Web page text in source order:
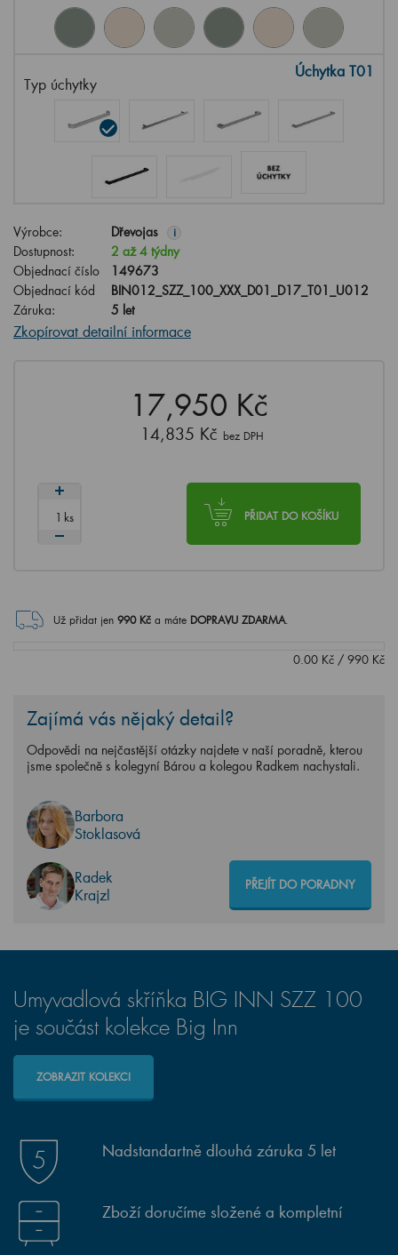
Typ úchytky
Úchytka T01
Výrobce: Dřevojas i
Dostupnost:
2 až 4 týdny
Objednací číslo
149673
Objednací kód
BIN012_SZZ_100_XXX_D01_D17_T01_U012
Záruka:
5 let
Zkopírovat detailní informace
17,950 Kč
14,835 Kč bez DPH
PŘIDAT DO KOŠÍKU
ks
Už přidat jen 990Kč a máte DOPRAVU ZDARMA.
0.00 Kč / 990 Kč
Zajímá vás nějaký detail?
Odpovědi na nejčastější otázky najdete v naší poradně, kterou
jsme společně s kolegyní Bárou a kolegou Radkem nachystali.
Barbora
Stoklasová
Radek
Krajzl
PŘEJÍT DO PORADNY
Umyvadlová skříňka BIG INN SZZ 100
je součást kolekce Big Inn
ZOBRAZIT KOLEKCI
Nadstandartně dlouhá záruka 5 let
Zboží doručíme složené a kompletní